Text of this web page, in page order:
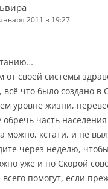
2011 в 19:27
от своей системы
что было создано в
уровне жизни,
обречь часть
можно, кстати, и не
через неделю,
уже и по Скорой
всего помогут, если